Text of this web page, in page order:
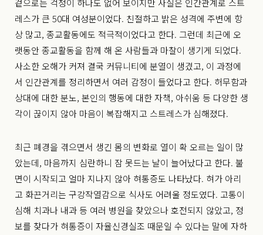
겉으로는 걱정이 하나도 없어 보이지만 사실은 인간관계로 스트
레스가 큰 50대 여성분이었다. 친절하고 밝은 성격에 주변에 항
상 많고, 종교활동에도 적극적이었다고 한다. 그런데 최근에 오
랫동안 종교활동을 함께 해 온 사람들과 마찰이 생기게 되었다.
사소한 오해가 커져 결국 커뮤니티에 분열이 생겼고, 이 과정에
서 인간관계를 정리하면서 여러 감정이 들었다고 한다. 허무함과
상대에 대한 분노, 본인의 행동에 대한 자책, 아쉬움 등 다양한 생
각이 끊이지 않아 마음이 복잡해지고 스트레스가 심해졌다.
최근 폐경을 겪으면서 생긴 몸의 변화로 열이 확 오르는 일이 많
았는데, 마음까지 심란하니 잠 못드는 날이 늘어났다고 한다. 불
면이 시작되고 얼마 지나지 않아 혀통증도 나타났다. 혀가 아리
고 화끈거리는 구강작열감으로 식사도 어려울 정도였다. 고통이
심해 치과나 내과 등 여러 병원을 찾았으나 호전되지 않았고, 정
보를 찾다가 혀통증이 자율신경실조 때문일 수 있다는 말에 자하